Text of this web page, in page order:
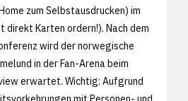
zum Selbstausdrucken) im
direkt Karten ordern!). Nach dem
wird der norwegische
in der Fan-Arena beim
erwartet. Wichtig: Aufgrund